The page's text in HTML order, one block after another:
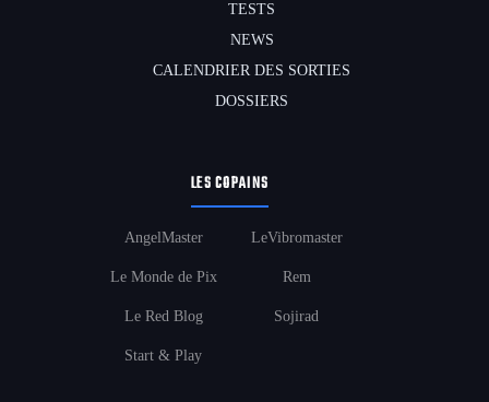
TESTS
NEWS
CALENDRIER DES SORTIES
DOSSIERS
LES COPAINS
AngelMaster
Le Monde de Pix
Le Red Blog
Start & Play
LeVibromaster
Rem
Sojirad